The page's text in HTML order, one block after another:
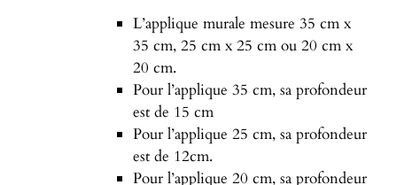
L’applique murale mesure 35 cm x
35 cm, 25 cm x 25 cm ou 20 cm x
20 cm.
Pour l’applique 35 cm, sa profondeur
est de 15 cm
Pour l’applique 25 cm, sa profondeur
est de 12cm.
Pour l’applique 20 cm, sa profondeur